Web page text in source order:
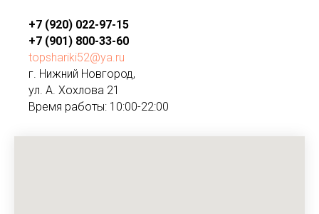
+7 (920) 022-97-15
+7 (901) 800-33-60
topshariki52@ya.ru
г. Нижний Новгород,
ул. А. Хохлова 21
Время работы: 10:00-22:00